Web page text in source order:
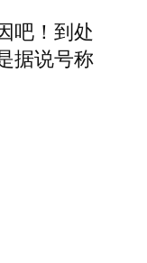
吧！到处
据说号称